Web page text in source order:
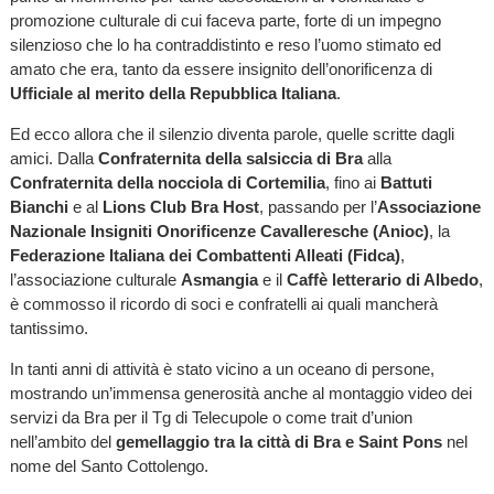
promozione culturale di cui faceva parte, forte di un impegno
silenzioso che lo ha contraddistinto e reso l’uomo stimato ed
amato che era, tanto da essere insignito dell’onorificenza di
Ufficiale al merito della Repubblica Italiana.
Ed ecco allora che il silenzio diventa parole, quelle scritte dagli
amici. Dalla Confraternita della salsiccia di Braalla
Confraternita della nocciola di Cortemilia, fino ai Battuti
Bianchi e al Lions Club Bra Host, passando per l’Associazione
Nazionale Insigniti Onorificenze Cavalleresche (Anioc), la
Federazione Italiana dei Combattenti Alleati (Fidca),
l’associazione culturale Asmangiae il Caffè letterario di Albedo,
è commosso il ricordo di soci e confratelli ai quali mancherà
tantissimo.
In tanti anni di attività è stato vicino a un oceano di persone,
mostrando un’immensa generosità anche al montaggio video dei
servizi da Bra per il Tg di Telecupole o come trait d’union
nell’ambito del gemellaggio tra la città di Bra e Saint Pons nel
nome del Santo Cottolengo.